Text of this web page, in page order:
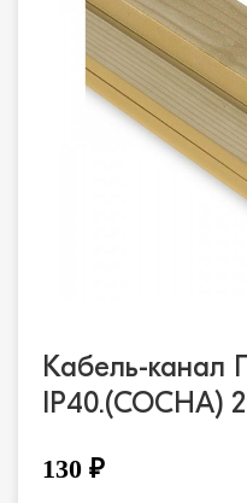
Кабель-канал
IP40.(СОСНА)
130 ₽